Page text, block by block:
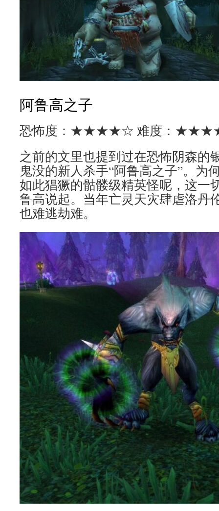
阿鲁高之子
恐怖度：★★★★☆ 难度：
之前的文里也提到过在恐怖阴森的
鬼没的新人杀手“阿鲁高之子”。为
如此猖獗的骷髅级精英怪呢，这一
鲁高说起。当年亡灵天灾肆虐洛丹
也难逃劫难。